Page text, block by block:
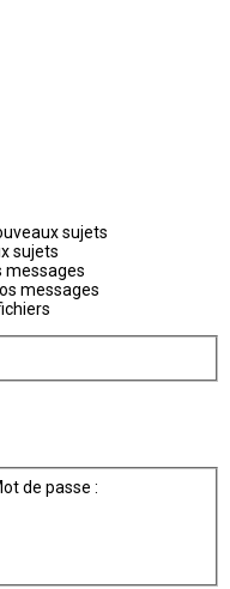
sujets
sujets
messages
messages
de passe :